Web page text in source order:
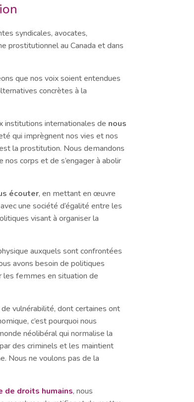
syndicales, avocates,
prostitutionnel au Canada et dans
que nos voix soient entendues
concrètes à la
institutions internationales de nous
qui imprègnent nos vies et nos
la prostitution. Nous demandons
corps et de s’engager à abolir
écouter, en mettant en œuvre
une société d’égalité entre les
visant à organiser la
auxquels sont confrontées
avons besoin de politiques
les femmes en situation de
vulnérabilité, dont certaines ont
c’est pourquoi nous
néolibéral qui normalise la
des criminels et les maintient
Nous ne voulons pas de la
de droits humains, nous